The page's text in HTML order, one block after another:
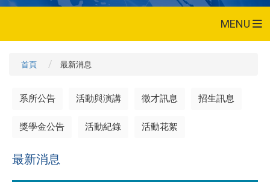
MENU
首頁 最新消息
系所公告 活動與演講 徵才訊息 招生訊息
獎學金公告 活動紀錄 活動花絮
最新消息